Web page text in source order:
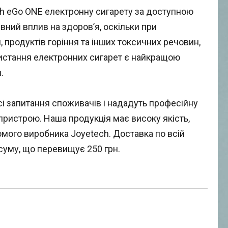
ONE електронну сигарету за доступною
вплив на здоров’я, оскільки при
горіння та інших токсичних речовин,
електронних сигарет є найкращою
запитання споживачів і нададуть професійну
Наша продукція має високу якість,
виробника Joyetech. Доставка по всій
що перевищує 250 грн.